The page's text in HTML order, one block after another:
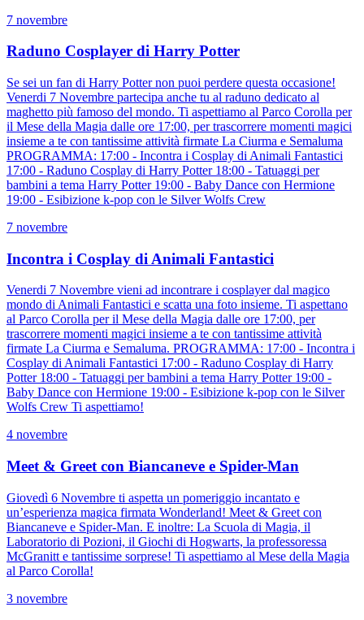
7 novembre
Raduno Cosplayer di Harry Potter
Se sei un fan di Harry Potter non puoi perdere questa occasione!
Venerdi 7 Novembre partecipa anche tu al raduno dedicato al
maghetto più famoso del mondo. Ti aspettiamo al Parco Corolla per
il Mese della Magia dalle ore 17:00, per trascorrere momenti magici
insieme a te con tantissime attività firmate La Ciurma e Semaluma
PROGRAMMA: 17:00 - Incontra i Cosplay di Animali Fantastici
17:00 - Raduno Cosplay di Harry Potter 18:00 - Tatuaggi per
bambini a tema Harry Potter 19:00 - Baby Dance con Hermione
19:00 - Esibizione k-pop con le Silver Wolfs Crew
7 novembre
Incontra i Cosplay di Animali Fantastici
Venerdi 7 Novembre vieni ad incontrare i cosplayer dal magico
mondo di Animali Fantastici e scatta una foto insieme. Ti aspettano
al Parco Corolla per il Mese della Magia dalle ore 17:00, per
trascorrere momenti magici insieme a te con tantissime attività
firmate La Ciurma e Semaluma. PROGRAMMA: 17:00 - Incontra i
Cosplay di Animali Fantastici 17:00 - Raduno Cosplay di Harry
Potter 18:00 - Tatuaggi per bambini a tema Harry Potter 19:00 -
Baby Dance con Hermione 19:00 - Esibizione k-pop con le Silver
Wolfs Crew Ti aspettiamo!
4 novembre
Meet & Greet con Biancaneve e Spider-Man
Giovedì 6 Novembre ti aspetta un pomeriggio incantato e
un’esperienza magica firmata Wonderland! Meet & Greet con
Biancaneve e Spider-Man. E inoltre: La Scuola di Magia, il
Laboratorio di Pozioni, il Giochi di Hogwarts, la professoressa
McGranitt e tantissime sorprese! Ti aspettiamo al Mese della Magia
al Parco Corolla!
3 novembre